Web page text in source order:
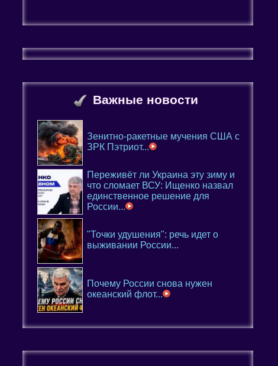
Важные новости
Зенитно-ракетные мучения США с
ЗРК Пэтриот...
Переживёт ли Украина эту зиму и
что сломает ВСУ: Ищенко назвал
единственное решение для
России...
"Точки удушения": речь идет о
выживании России...
Почему России снова нужен
океанский флот...